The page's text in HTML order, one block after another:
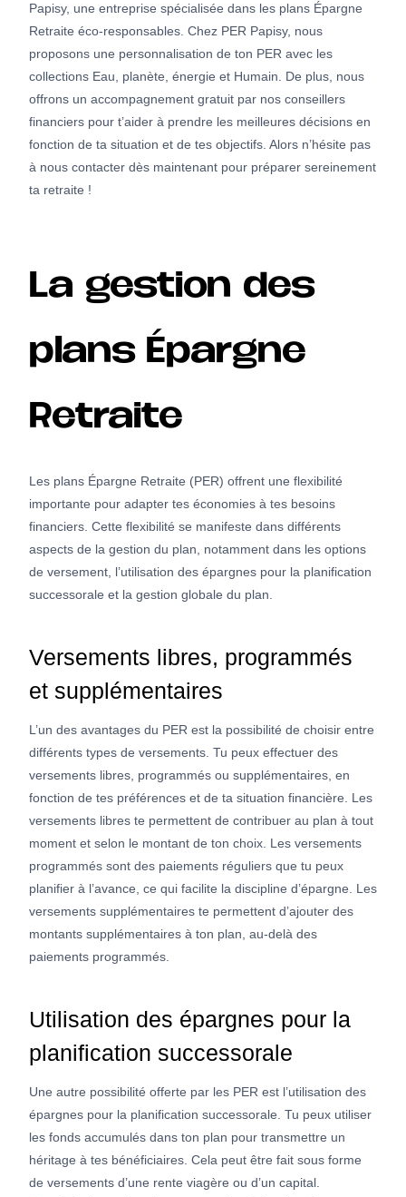
Papisy, une entreprise spécialisée dans les plans Épargne
Retraite éco-responsables. Chez PER Papisy, nous
proposons une personnalisation de ton PER avec les
collections Eau, planète, énergie et Humain. De plus, nous
offrons un accompagnement gratuit par nos conseillers
financiers pour t’aider à prendre les meilleures décisions en
fonction de ta situation et de tes objectifs. Alors n’hésite pas
à nous contacter dès maintenant pour préparer sereinement
ta retraite !
La gestion des
plans Épargne
Retraite
Les plans Épargne Retraite (PER) offrent une flexibilité
importante pour adapter tes économies à tes besoins
financiers. Cette flexibilité se manifeste dans différents
aspects de la gestion du plan, notamment dans les options
de versement, l’utilisation des épargnes pour la planification
successorale et la gestion globale du plan.
Versements libres, programmés
et supplémentaires
L’un des avantages du PER est la possibilité de choisir entre
différents types de versements. Tu peux effectuer des
versements libres, programmés ou supplémentaires, en
fonction de tes préférences et de ta situation financière. Les
versements libres te permettent de contribuer au plan à tout
moment et selon le montant de ton choix. Les versements
programmés sont des paiements réguliers que tu peux
planifier à l’avance, ce qui facilite la discipline d’épargne. Les
versements supplémentaires te permettent d’ajouter des
montants supplémentaires à ton plan, au-delà des
paiements programmés.
Utilisation des épargnes pour la
planification successorale
Une autre possibilité offerte par les PER est l’utilisation des
épargnes pour la planification successorale. Tu peux utiliser
les fonds accumulés dans ton plan pour transmettre un
héritage à tes bénéficiaires. Cela peut être fait sous forme
de versements d’une rente viagère ou d’un capital.